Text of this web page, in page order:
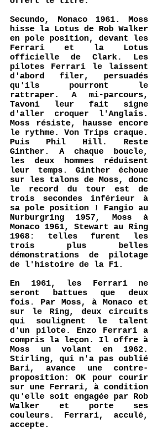
Secundo, Monaco 1961. Moss
hisse la Lotus de Rob Walker
en pole position, devant les
Ferrari et la Lotus
officielle de Clark. Les
pilotes Ferrari le laissent
d'abord filer, persuadés
qu'ils pourront le
rattraper. A mi-parcours,
Tavoni leur fait signe
d'aller croquer l'Anglais.
Moss résiste, hausse encore
le rythme. Von Trips craque.
Puis Phil Hill. Reste
Ginther. A chaque boucle,
les deux hommes réduisent
leur temps. Ginther échoue
sur les talons de Moss, donc
le record du tour est de
trois secondes inférieur à
sa pole position ! Fangio au
Nurburgring 1957, Moss à
Monaco 1961, Stewart au Ring
1968: telles furent les
trois plus belles
démonstrations de pilotage
de l'histoire de la F1.
En 1961, les Ferrari ne
seront battues que deux
fois. Par Moss, à Monaco et
sur le Ring, deux circuits
qui soulignent le talent
d'un pilote. Enzo Ferrari a
compris la leçon. Il offre à
Moss un volant en 1962.
Stirling, qui n'a pas oublié
Bari, avance une contre-
proposition: OK pour courir
sur une Ferrari, à condition
qu'elle soit engagée par Rob
Walker et porte ses
couleurs. Ferrari, acculé,
accepte.